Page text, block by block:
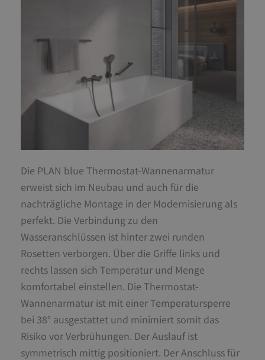
Die PLAN blue Thermostat-Wannenarmatur
erweist sich im Neubau und auch für die
nachträgliche Montage in der Modernisierung als
perfekt. Die Verbindung zu den
Wasseranschlüssen ist hinter zwei runden
Rosetten verborgen. Über die Griffe links und
rechts lassen sich Temperatur und Menge
komfortabel einstellen. Die Thermostat-
Wannenarmatur ist mit einer Temperatursperre
bei 38° ausgestattet und minimiert somit das
Risiko vor Verbrühungen. Der Auslauf ist
symmetrisch mittig positioniert. Der Anschluss für